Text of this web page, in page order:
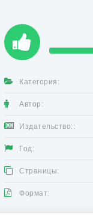
Категория:
Автор:
Издательство::
Год:
Страницы:
Формат: